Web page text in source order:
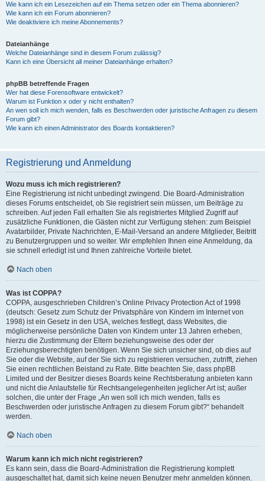
Wie kann ich ein Lesezeichen auf ein Thema setzen oder ein Thema abonnieren?
Wie kann ich ein Forum abonnieren?
Wie deaktiviere ich meine Abonnements?
Dateianhänge
Welche Dateianhänge sind in diesem Forum zulässig?
Kann ich eine Übersicht all meiner Dateianhänge erhalten?
phpBB betreffende Fragen
Wer hat diese Forensoftware entwickelt?
Warum ist Funktion x oder y nicht enthalten?
An wen soll ich mich wenden, falls es Beschwerden oder juristische Anfragen zu diesem
Forum gibt?
Wie kann ich einen Administrator des Boards kontaktieren?
Registrierung und Anmeldung
Wozu muss ich mich registrieren?
Eine Registrierung ist nicht unbedingt zwingend. Die Board-Administration
dieses Forums entscheidet, ob Sie registriert sein müssen, um Beiträge zu
schreiben. Auf jeden Fall erhalten Sie als registriertes Mitglied Zugriff auf
zusätzliche Funktionen, die Gästen nicht zur Verfügung stehen: zum Beispiel
Avatarbilder, Private Nachrichten, E-Mail-Versand an andere Mitglieder, Beitritt
zu Benutzergruppen und so weiter. Wir empfehlen Ihnen eine Anmeldung, da
sie schnell erledigt ist und Ihnen zahlreiche Vorteile bietet.
Nach oben
Was ist COPPA?
COPPA, ausgeschrieben Children’s Online Privacy Protection Act of 1998
(deutsch: Gesetz zum Schutz der Privatsphäre von Kindern im Internet von
1998) ist ein Gesetz in den USA, welches festlegt, dass Websites, die
möglicherweise persönliche Daten von Kindern unter 13 Jahren erheben,
hierzu die Zustimmung der Eltern beziehungsweise des oder der
Erziehungsberechtigten benötigen. Wenn Sie sich unsicher sind, ob dies auf
Sie oder die Website, auf der Sie sich zu registrieren versuchen, zutrifft, ziehen
Sie einen rechtlichen Beistand zu Rate. Bitte beachten Sie, dass phpBB
Limited und der Besitzer dieses Boards keine Rechtsberatung anbieten kann
und nicht die Anlaufstelle für Rechtsangelegenheiten jeglicher Art ist; außer
solchen, die unter der Frage „An wen soll ich mich wenden, falls es
Beschwerden oder juristische Anfragen zu diesem Forum gibt?“ behandelt
werden.
Nach oben
Warum kann ich mich nicht registrieren?
Es kann sein, dass die Board-Administration die Registrierung komplett
ausgeschaltet hat, damit sich keine neuen Benutzer mehr anmelden können.